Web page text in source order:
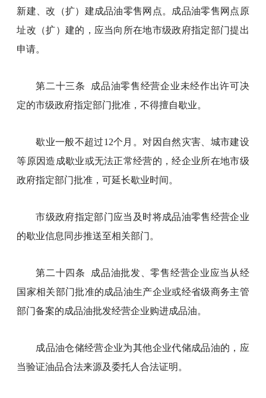
新建、改（扩）建成品油零售网点。成品油零售网点原
址改（扩）建的，应当向所在地市级政府指定部门提出
申请。
第二十三条 成品油零售经营企业未经作出许可决
定的市级政府指定部门批准，不得擅自歇业。
歇业一般不超过12个月。对因自然灾害、城市建设
等原因造成歇业或无法正常经营的，经企业所在地市级
政府指定部门批准，可延长歇业时间。
市级政府指定部门应当及时将成品油零售经营企业
的歇业信息同步推送至相关部门。
第二十四条 成品油批发、零售经营企业应当从经
国家相关部门批准的成品油生产企业或经省级商务主管
部门备案的成品油批发经营企业购进成品油。
成品油仓储经营企业为其他企业代储成品油的，应
当验证油品合法来源及委托人合法证明。